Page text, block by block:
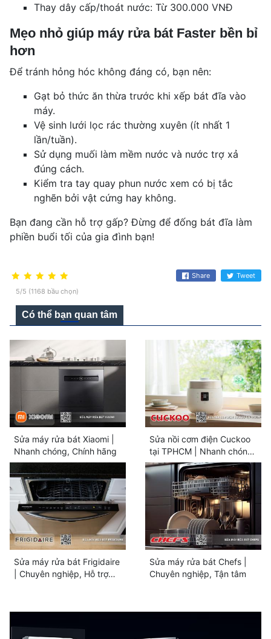
Thay dây cấp/thoát nước: Từ 300.000 VNĐ
Mẹo nhỏ giúp máy rửa bát Faster bền bỉ
hơn
Để tránh hỏng hóc không đáng có, bạn nên:
Gạt bỏ thức ăn thừa trước khi xếp bát đĩa vào
máy.
Vệ sinh lưới lọc rác thường xuyên (ít nhất 1
lần/tuần).
Sử dụng muối làm mềm nước và nước trợ xả
đúng cách.
Kiểm tra tay quay phun nước xem có bị tắc
nghẽn bởi vật cứng hay không.
Bạn đang cần hỗ trợ gấp? Đừng để đống bát đĩa làm
phiền buổi tối của gia đình bạn!
5/5 (1168 bầu chọn)
Share Tweet
Có thể bạn quan tâm
Sửa máy rửa bát Xiaomi |
Nhanh chóng, Chính hãng
Sửa nồi cơm điện Cuckoo
tại TPHCM | Nhanh chóng
& Uy tín
Sửa máy rửa bát Frigidaire
| Chuyên nghiệp, Hỗ trợ
Sửa máy rửa bát Chefs |
Chuyên nghiệp, Tận tâm